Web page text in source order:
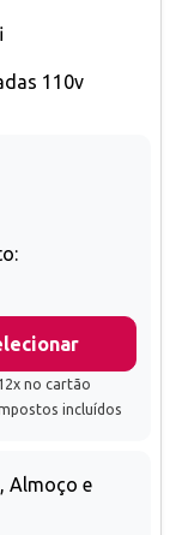
110v
no cartão
incluídos
Almoço e